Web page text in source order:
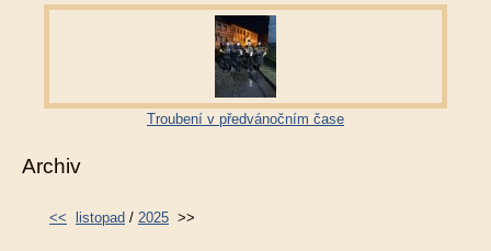
Troubení v předvánočním čase
Archiv
<< listopad / 2025 >>